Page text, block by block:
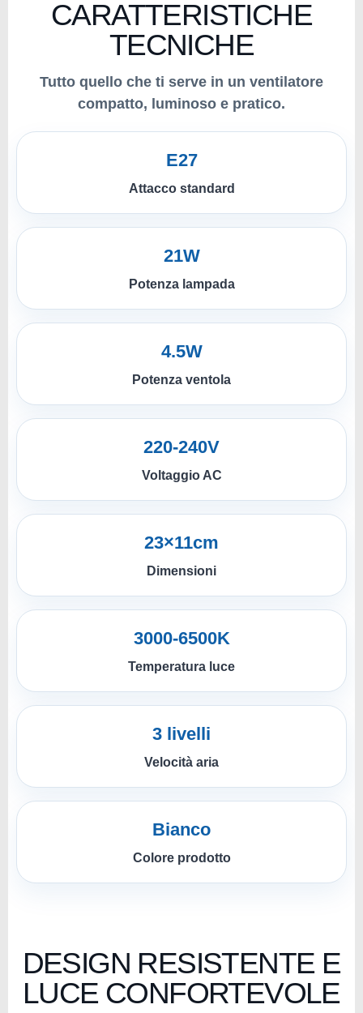
CARATTERISTICHE
TECNICHE
Tutto quello che ti serve in un ventilatore
compatto, luminoso e pratico.
E27
Attacco standard
21W
Potenza lampada
4.5W
Potenza ventola
220-240V
Voltaggio AC
23×11cm
Dimensioni
3000-6500K
Temperatura luce
3 livelli
Velocità aria
Bianco
Colore prodotto
DESIGN RESISTENTE E
LUCE CONFORTEVOLE